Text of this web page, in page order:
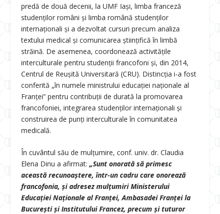
predă de două decenii, la UMF Iași, limba franceză
studenților români și limba română studenților
internaționali și a dezvoltat cursuri precum analiza
textului medical și comunicarea științifică în limbă
străină. De asemenea, coordonează activitățile
interculturale pentru studenții francofoni și, din 2014,
Centrul de Reușită Universitară (CRU). Distincția i-a fost
conferită „în numele ministrului educației naționale al
Franței” pentru contribuții de durată la promovarea
francofoniei, integrarea studenților internaționali și
construirea de punți interculturale în comunitatea
medicală.
În cuvântul său de mulțumire, conf. univ. dr. Claudia
Elena Dinu a afirmat: „Sunt onorată să primesc
această recunoaștere, într-un cadru care onorează
francofonia, și adresez mulțumiri Ministerului
Educației Naționale al Franței, Ambasadei Franței la
București și Institutului Francez, precum și tuturor